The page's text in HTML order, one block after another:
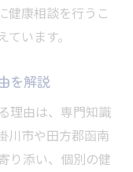
健康相談を行うこ
います。
を解説
理由は、専門知識
川市や田方郡函南
り添い、個別の健